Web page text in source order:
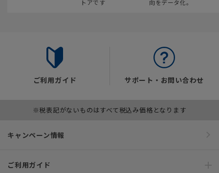
トアです
向をデータ化。
ご利用ガイド サポート・お問い合わせ
※税表記がないものはすべて税込み価格となります
キャンペーン情報
ご利用ガイド